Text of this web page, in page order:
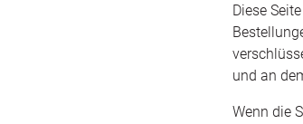
Diese
und an
Wenn die